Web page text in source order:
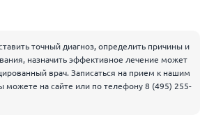
точный диагноз, определить причины и
назначить эффективное лечение может
врач. Записаться на прием к нашим
можете на сайте или по телефону8 (495) 255-